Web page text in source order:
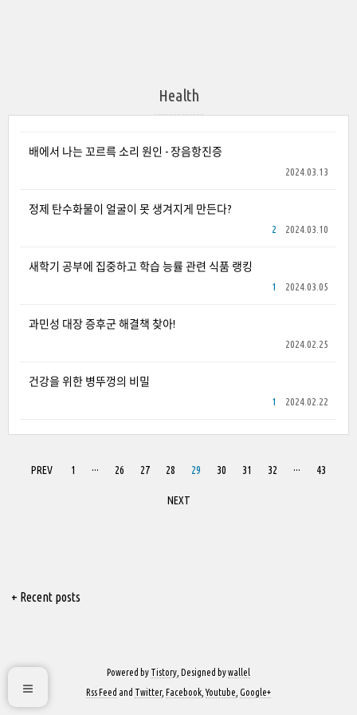
Health
배에서 나는 꼬르륵 소리 원인 - 장음항진증
2024.03.13
정제 탄수화물이 얼굴이 못 생겨지게 만든다?
2024.03.10
2
새학기 공부에 집중하고 학습 능률 관련 식품 랭킹
2024.03.05
1
과민성 대장 증후군 해결책 찾아!
2024.02.25
건강을 위한 병뚜껑의 비밀
2024.02.22
1
PREV 1 ··· 26 27 28 29 30 31 32 ··· 43
NEXT
+ Recent posts
Powered by Tistory , Designed bywallel
Rss Feed and Twitter, Facebook ,Youtube Google+